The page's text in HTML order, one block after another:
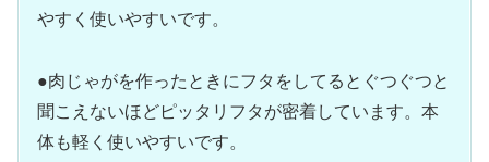
やすく使いやすいです。
●肉じゃがを作ったときにフタをしてるとぐつぐつと
聞こえないほどピッタリフタが密着しています。本
体も軽く使いやすいです。